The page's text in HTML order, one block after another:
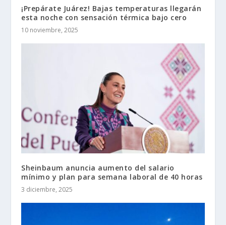
¡Prepárate Juárez! Bajas temperaturas llegarán
esta noche con sensación térmica bajo cero
10 noviembre, 2025
Sheinbaum anuncia aumento del salario
mínimo y plan para semana laboral de 40 horas
3 diciembre, 2025